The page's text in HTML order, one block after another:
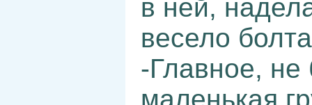
в ней,
весело
-Главное,
маленькая